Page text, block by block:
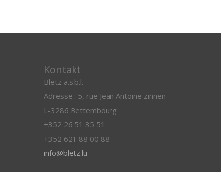
Kontakt
Blëtz a.s.b.l.
Adresse : 5, rue Jean Antoine Zinnen
L-3286 Bettembourg
+352 26 51 35 51
+352 621 88 00 88
info@bletz.lu